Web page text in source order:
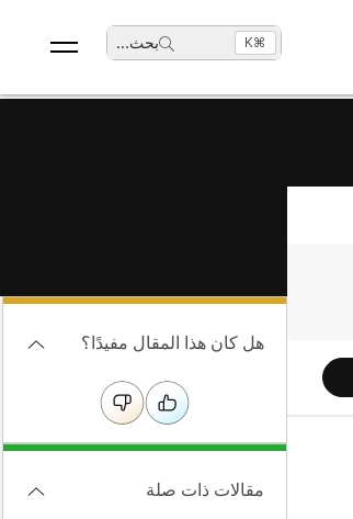
بحث... ⌘K
هل كان هذا المقال مفيدًا؟
مقالات ذات صلة